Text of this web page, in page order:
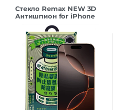
Стекло Remax NEW 3D
Антишпион for iPhone
16Pro/17 (6.3”) black